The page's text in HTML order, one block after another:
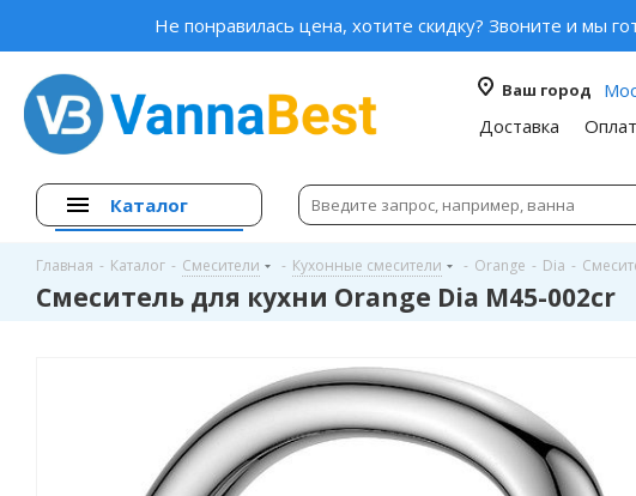
Не понравилась цена, хотите скидку? Звоните и мы
Ваш город
Доставка
Каталог
Главная - Каталог - Смесители - Кухонные смесители - Orange - Dia -
Смеситель для кухни Orange Dia M45-002cr